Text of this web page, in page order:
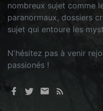
nombreux sujet comme
paranormaux, dossiers
sujet qui entoure les
N'hésitez pas à venir
passionés !